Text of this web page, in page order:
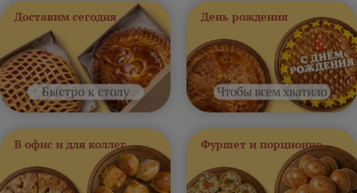
Доставим сегодня День рождения
В офис и для коллег Фуршет и порционно